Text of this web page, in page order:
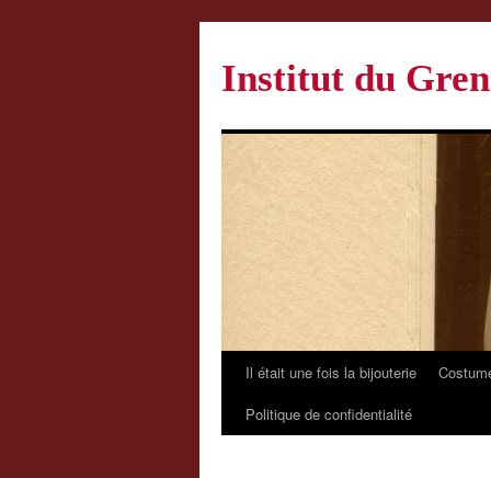
Institut du
Il était une fois la bijouterie
Politique de confidentialité